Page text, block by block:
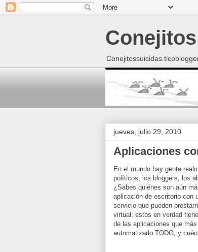
jueves, julio 29, 2010
Aplicaciones
En el mundo hay gente
políticos, los bloggers, los
¿Sabes quiénes son aún
aplicación de escritorio con
servicio que pueden
virtual: estos en verdad
de las aplicaciones que
automatizarlo TODO, y